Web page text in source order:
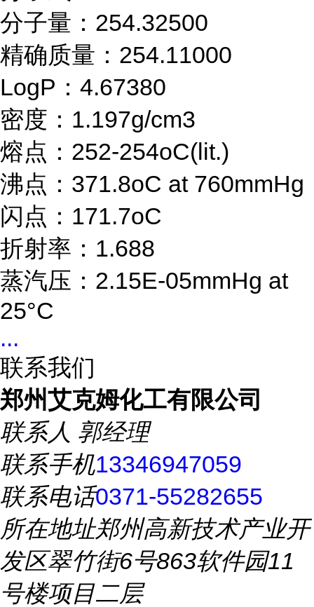
分子量：254.32500
精确质量：254.11000
LogP：4.67380
密度：1.197g/cm3
熔点：252-254oC(lit.)
沸点：371.8oC at 760mmHg
闪点：171.7oC
折射率：1.688
蒸汽压：2.15E-05mmHg at
25°C
...
联系我们
郑州艾克姆化工有限公司
联系人 郭经理
联系手机13346947059
联系电话0371-55282655
所在地址郑州高新技术产业开
发区翠竹街6号863软件园11
号楼项目二层